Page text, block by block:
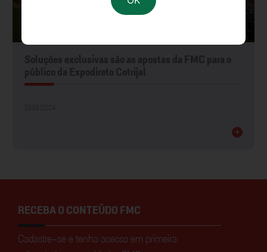
+
RECEBA O CONTEÚDO FMC
Cadastre-se e tenha acesso em primeira